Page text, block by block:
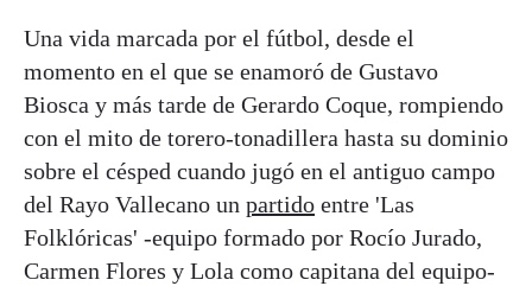
Una vida marcada por el fútbol, desde el
momento en el que se enamoró de Gustavo
Biosca y más tarde de Gerardo Coque, rompiendo
con el mito de torero-tonadillera hasta su dominio
sobre el césped cuando jugó en el antiguo campo
del Rayo Vallecano un partido entre 'Las
Folklóricas' -equipo formado por Rocío Jurado,
Carmen Flores y Lola como capitana del equipo-